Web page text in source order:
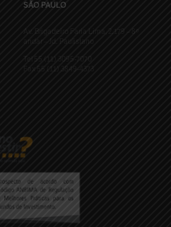
SÃO PAULO
Av. Brigadeiro Faria Lima, 2.179 – 8º
andar – Jd. Paulistano
Tel 55 (11) 3095-7070
Fax 55 (11) 3849-4373